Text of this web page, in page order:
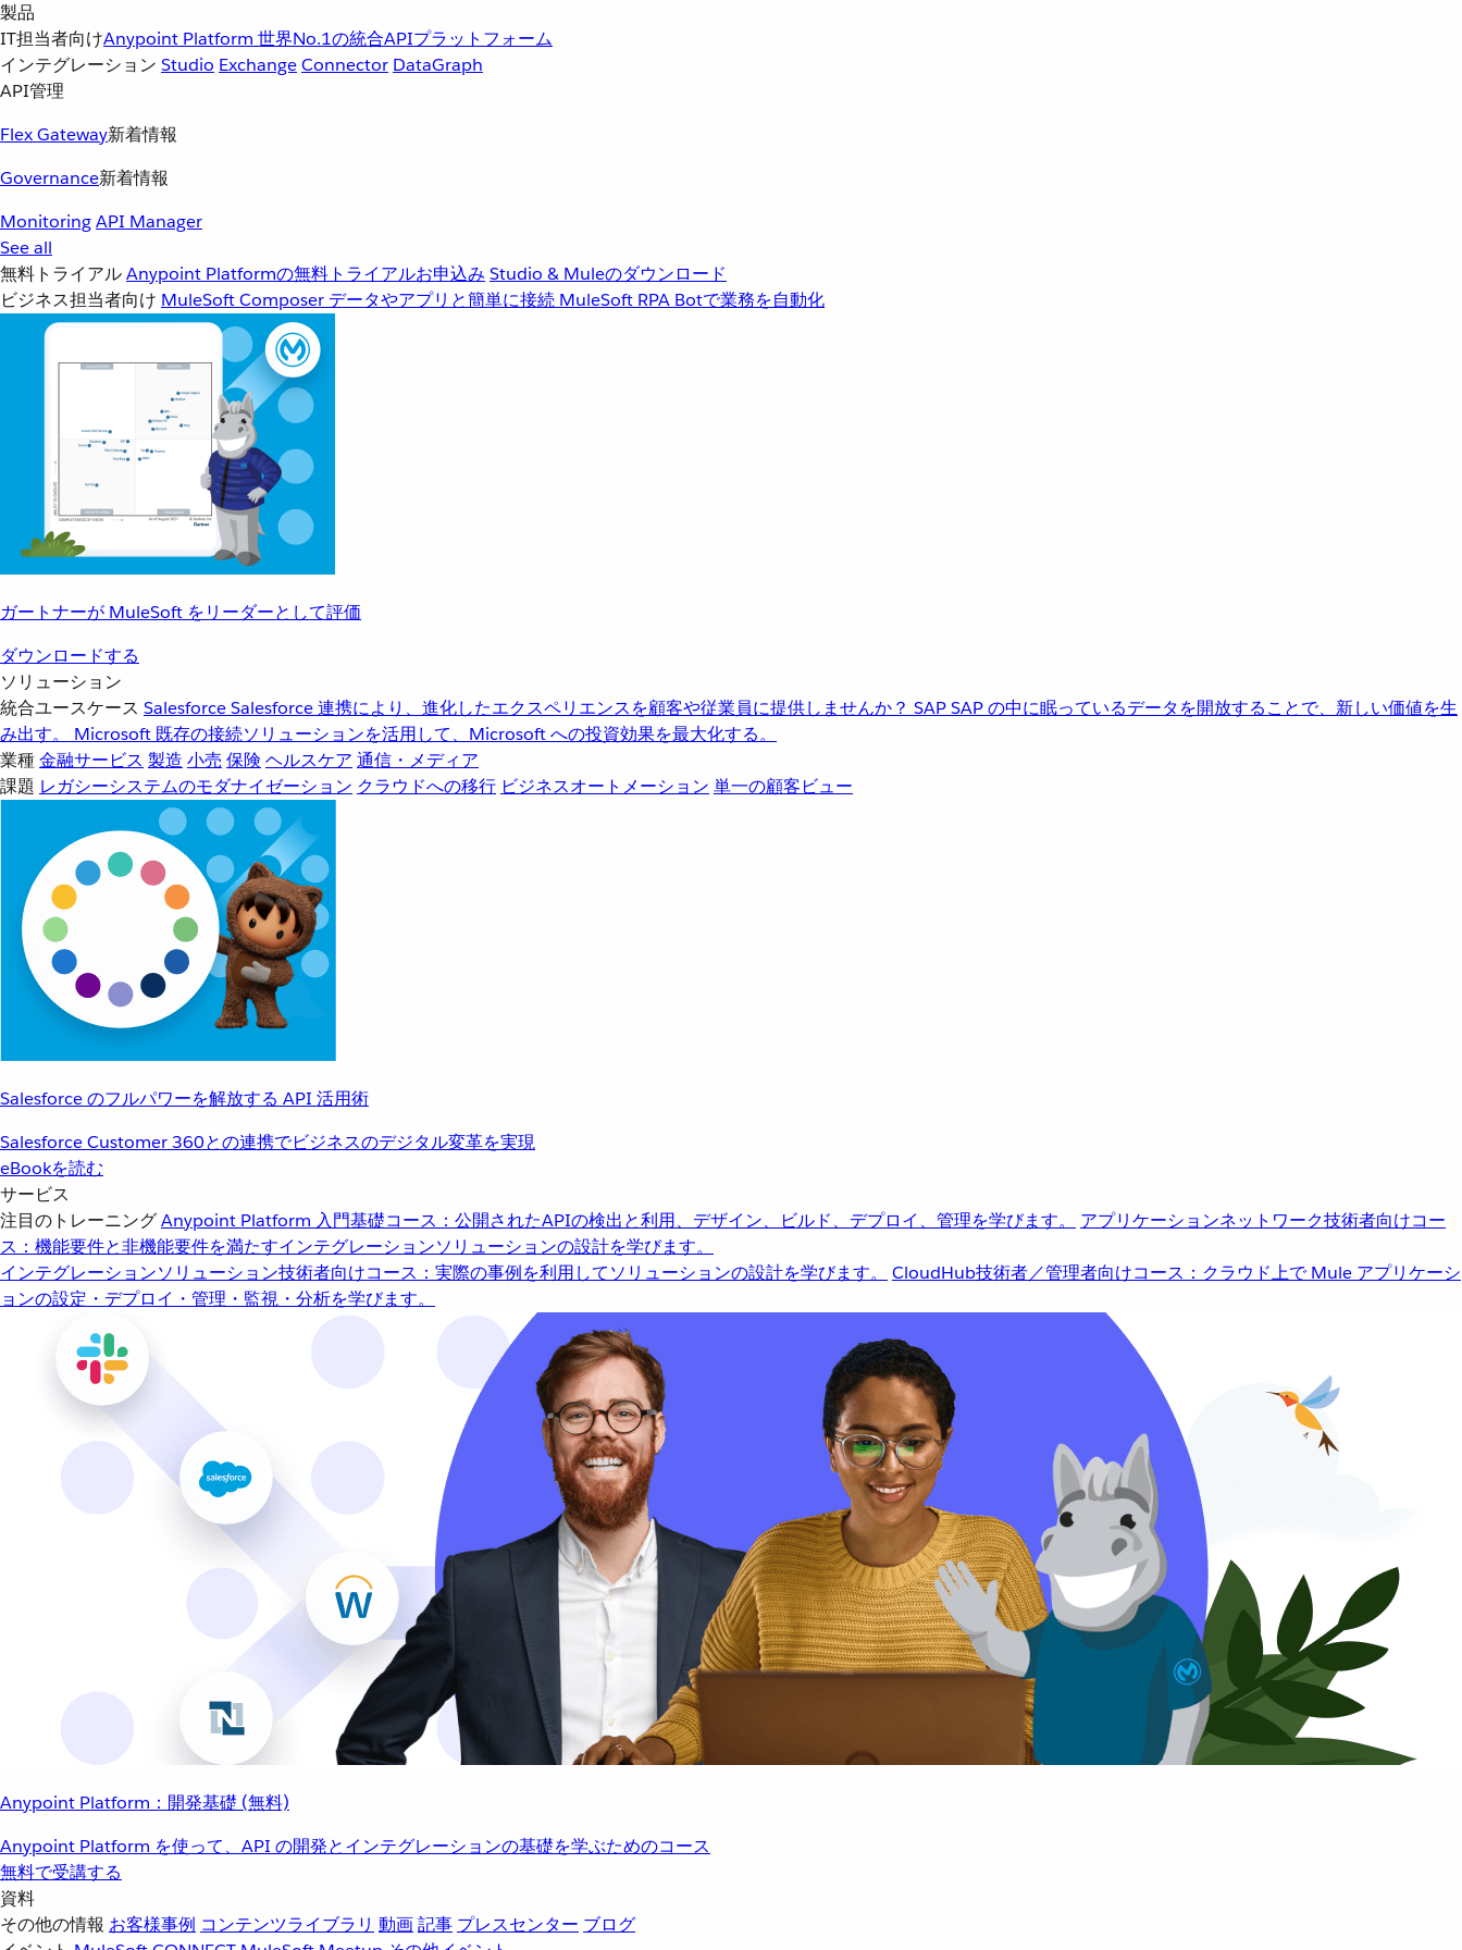
製品
IT担当者向けAnypoint Platform 世界No.1の統合APIプラットフォーム
インテグレーション Studio ExchangeConnector DataGraph
API管理
Flex Gateway新着情報
Governance新着情報
MonitoringAPI Manager
See all
無料トライアルAnypoint Platformの無料トライアルお申込み Studio & Muleのダウンロード
ビジネス担当者向け MuleSoft Composer データやアプリと簡単に接続 MuleSoft RPA Botで業務を自動化
ガートナーが MuleSoft をリーダーとして評価
ダウンロードする
ソリューション
統合ユースケース SalesforceSalesforce 連携により、進化したエクスペリエンスを顧客や従業員に提供しませんか？ SAPSAP の中に眠っているデータを開放することで、新しい価値を生
み出す。
Microsoft 既存の接続ソリューションを活用して、Microsoft への投資効果を最大化する。
業種金融サービス 製造 小売 保険 ヘルスケア 通信・メディア
課題 レガシーシステムのモダナイゼーション クラウドへの移行 ビジネスオートメーション 単一の顧客ビュー
Salesforce のフルパワーを解放する API 活用術
Salesforce Customer 360との連携でビジネスのデジタル変革を実現
eBookを読む
サービス
注目のトレーニングAnypoint Platform 入門基礎コース：公開されたAPIの検出と利用、デザイン、ビルド、デプロイ、管理を学びます。 アプリケーションネットワーク技術者向けコー
ス：機能要件と非機能要件を満たすインテグレーションソリューションの設計を学びます。
インテグレーションソリューション技術者向けコース：実際の事例を利用してソリューションの設計を学びます。 CloudHub技術者／管理者向けコース：クラウド上で Mule アプリケーシ
ョンの設定・デプロイ・管理・監視・分析を学びます。
Anypoint Platform：開発基礎 (無料)
Anypoint Platform を使って、API の開発とインテグレーションの基礎を学ぶためのコース
無料で受講する
資料
その他の情報 お客様事例 コンテンツライブラリ 動画記事 プレスセンター ブログ